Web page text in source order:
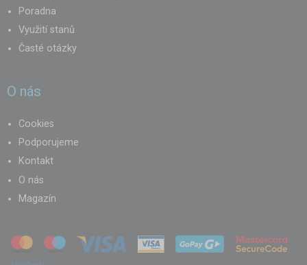
Poradna
Využití stanů
Časté otázky
O nás
Cookies
Podporujeme
Kontakt
O nás
Magazín